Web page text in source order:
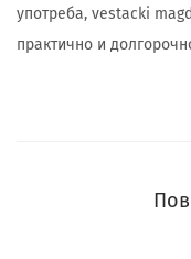
употреба, vestacki
практично и